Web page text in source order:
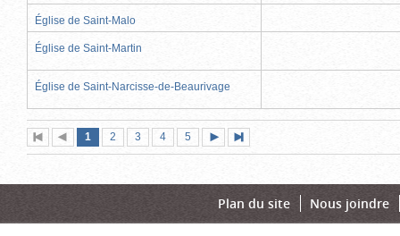
Église de Saint-Malo
Église de Saint-Martin
Église de Saint-Narcisse-de-Beaurivage
Première
page
Page
précédente
Page
1 (page
actuelle)
Page
2 Page
3 Page
4 Page
5
suivante
page
Plan du site Nous joindre